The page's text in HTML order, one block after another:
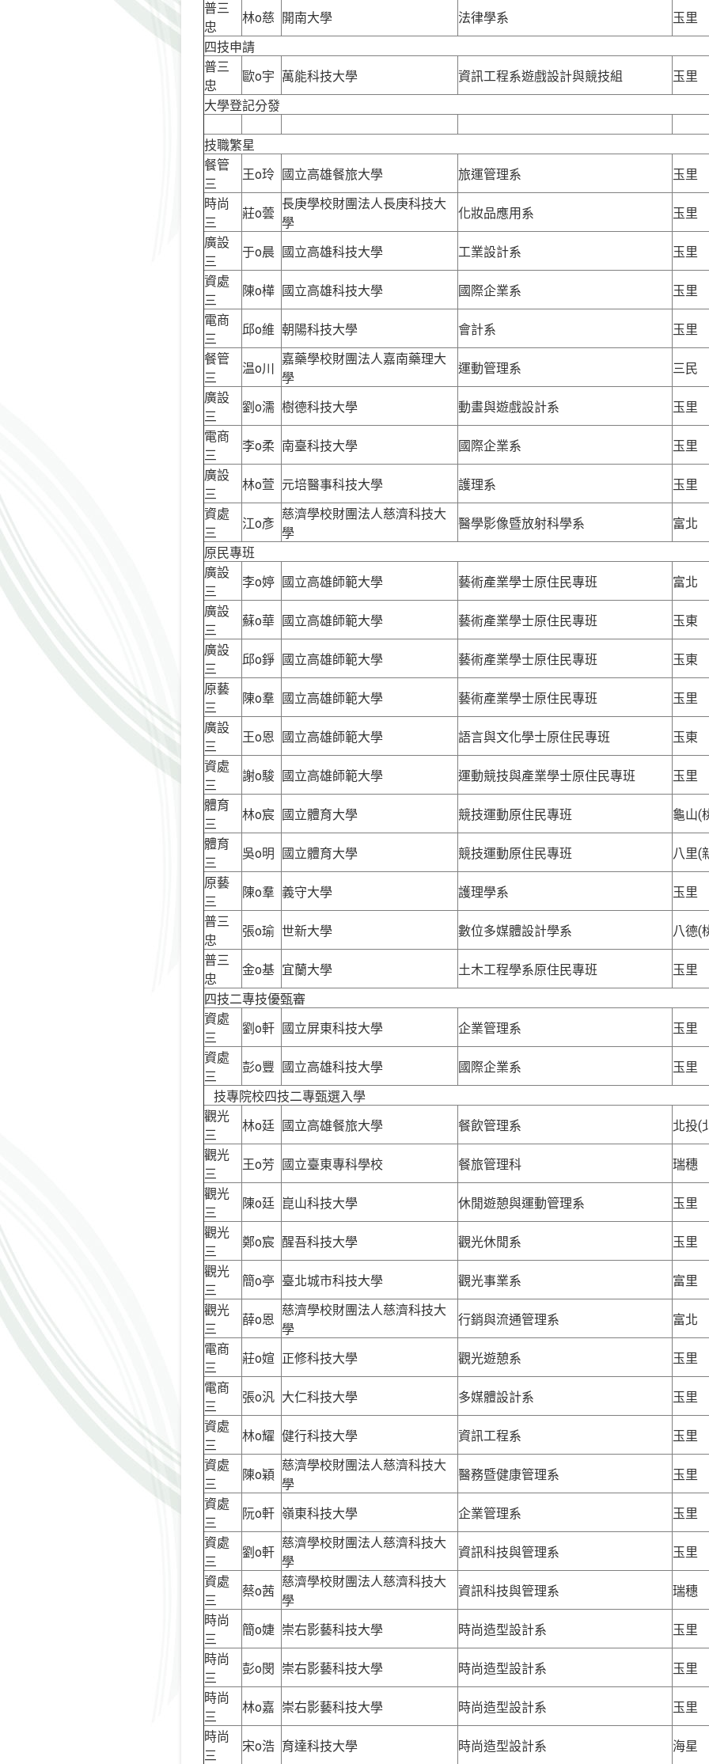
普三
忠
林o慈 開南大學 法律學系
玉里
四技申請
普三
忠
歐o宇 萬能科技大學 資訊工程系遊戲設計與競技組
玉里
大學登記分發
技職繁星
餐管
三
王o玲 國立高雄餐旅大學 旅運管理系
玉里
時尚
三
莊o蕓
長庚學校財團法人長庚科技大
學
化妝品應用系
玉里
廣設
三
于o晨 國立高雄科技大學 工業設計系
玉里
資處
三
陳o樺 國立高雄科技大學 國際企業系
玉里
電商
三
邱o維 朝陽科技大學 會計系
玉里
餐管
三
温o川
嘉藥學校財團法人嘉南藥理大
學
運動管理系
三民
廣設
三
劉o濡 樹德科技大學 動畫與遊戲設計系
玉里
電商
三
李o柔 南臺科技大學 國際企業系
玉里
廣設
三
林o萱 元培醫事科技大學 護理系
玉里
資處
三
江o彥
慈濟學校財團法人慈濟科技大
學
醫學影像暨放射科學系
富北
原民專班
廣設
三
李o婷 國立高雄師範大學 藝術產業學士原住民專班
富北
廣設
三
蘇o華 國立高雄師範大學 藝術產業學士原住民專班
玉東
廣設
三
邱o錚 國立高雄師範大學 藝術產業學士原住民專班
玉東
原藝
三
陳o羣 國立高雄師範大學 藝術產業學士原住民專班
玉里
廣設
三
王o恩 國立高雄師範大學 語言與文化學士原住民專班
玉東
資處
三
謝o駿 國立高雄師範大學 運動競技與產業學士原住民專班
玉里
體育
三
林o宸 國立體育大學 競技運動原住民專班
龜山(
體育
三
吳o明 國立體育大學 競技運動原住民專班
八里(
原藝
三
陳o羣 義守大學 護理學系
玉里
普三
忠
張o瑜 世新大學 數位多媒體設計學系
八德(
普三
忠
金o基 宜蘭大學 土木工程學系原住民專班
玉里
四技二專技優甄審
資處
三
劉o軒 國立屏東科技大學 企業管理系
玉里
資處
三
彭o豐 國立高雄科技大學 國際企業系
玉里
技專院校四技二專甄選入學
觀光
三
林o廷 國立高雄餐旅大學 餐飲管理系
北投(
觀光
三
王o芳 國立臺東專科學校 餐旅管理科
瑞穗
觀光
三
陳o廷 崑山科技大學 休閒遊憩與運動管理系
玉里
觀光
三
鄭o宸 醒吾科技大學 觀光休閒系
玉里
觀光
三
簡o亭 臺北城市科技大學 觀光事業系
富里
觀光
三
薛o恩
慈濟學校財團法人慈濟科技大
學
行銷與流通管理系
富北
電商
三
莊o媗 正修科技大學 觀光遊憩系
玉里
電商
三
張o汎 大仁科技大學 多媒體設計系
玉里
資處
三
林o耀 健行科技大學 資訊工程系
玉里
資處
三
陳o穎
慈濟學校財團法人慈濟科技大
學
醫務暨健康管理系
玉里
資處
三
阮o軒 嶺東科技大學 企業管理系
玉里
資處
三
劉o軒
慈濟學校財團法人慈濟科技大
學
資訊科技與管理系
玉里
資處
三
蔡o茜
慈濟學校財團法人慈濟科技大
學
資訊科技與管理系
瑞穗
時尚
三
簡o婕 崇右影藝科技大學 時尚造型設計系
玉里
時尚
三
彭o閔 崇右影藝科技大學 時尚造型設計系
玉里
時尚
三
林o嘉 崇右影藝科技大學 時尚造型設計系
玉里
時尚
三
宋o浩 育達科技大學 時尚造型設計系 海星